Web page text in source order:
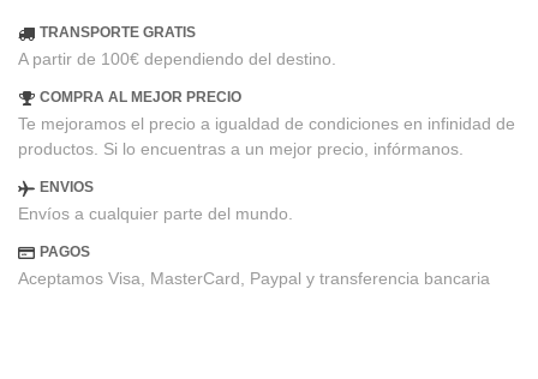
TRANSPORTE GRATIS
A partir de 100€ dependiendo del destino.
COMPRA AL MEJOR PRECIO
Te mejoramos el precio a igualdad de condiciones en infinidad de
productos. Si lo encuentras a un mejor precio, infórmanos.
ENVIOS
Envíos a cualquier parte del mundo.
PAGOS
Aceptamos Visa, MasterCard, Paypal y transferencia bancaria